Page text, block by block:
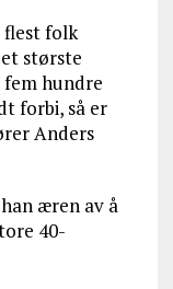
flest folk
største
fem hundre
forbi, så er
Anders
æren av å
40-